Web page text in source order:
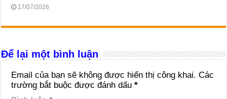
17/07/2026
Để lại một bình luận
Email của bạn sẽ không được hiển thị công khai. Các
trường bắt buộc được đánh dấu*